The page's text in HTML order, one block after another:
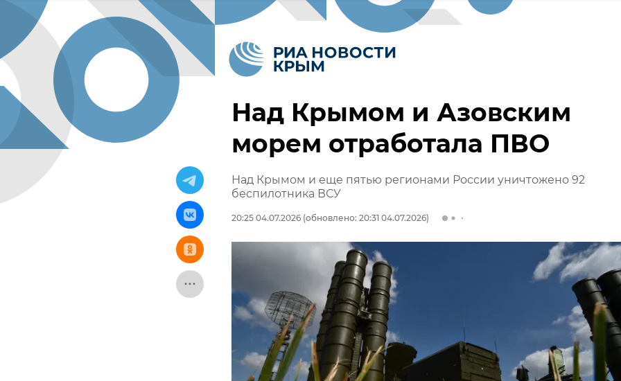
Над Крымом и Азовским
морем отработала ПВО
Над Крымом и еще пятью регионами России уничтожено 92
беспилотника ВСУ
20:25 04.07.2026 (обновлено: 20:31 04.07.2026)